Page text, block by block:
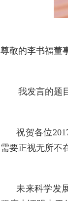
尊敬的李书福董
我发言的题目
祝贺各位
需要正视无所不
未来科学发